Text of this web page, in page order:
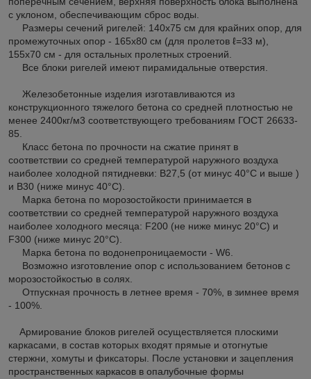
с уклоном, обеспечивающим сброс воды.
Размеры сечений ригелей: 140x75 см для крайних опор, для
промежуточных опор - 165х80 см (для пролетов ℓ=33 м),
155x70 см - для остальных пролетных строений.
Все блоки ригелей имеют пирамидальные отверстия.
Железобетонные изделия изготавливаются из
конструкционного тяжелого бетона со средней плотностью не
менее 2400кг/м3 соответствующего требованиям ГОСТ 26633-
85.
Класс бетона по прочности на сжатие принят в
соответствии со средней температурой наружного воздуха
наиболее холодной пятидневки: В27,5 (от минус 40°С и выше )
и В30 (ниже минус 40°С).
Марка бетона по морозостойкости принимается в
соответствии со средней температурой наружного воздуха
наиболее холодного месяца: F200 (не ниже минус 20°С) и
F300 (ниже минус 20°С).
Марка бетона по водонепроницаемости - W6.
Возможно изготовление опор с использованием бетонов с
морозостойкостью в солях.
Отпускная прочность в летнее время - 70%, в зимнее время
- 100%.
Армирование блоков ригелей осуществляется плоскими
каркасами, в состав которых входят прямые и отогнутые
стержни, хомуты и фиксаторы. После установки и зацепления
пространственных каркасов в опалубочные формы